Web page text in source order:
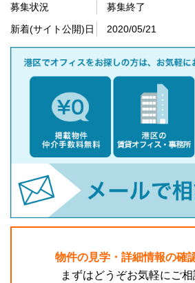
募集状況
募集終了
新着(サイト公開)日
2020/05/21
物件の見学・詳細情報の確
まずはどうぞお気軽にご相